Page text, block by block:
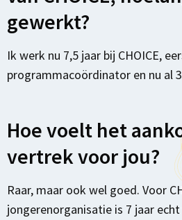
gewerkt?
Ik werk nu 7,5 jaar bij CHOICE,
programmacoördinator en nu al
Hoe voelt het
vertrek voor jou?
Raar, maar ook wel goed. Voor
jongerenorganisatie is 7 jaar